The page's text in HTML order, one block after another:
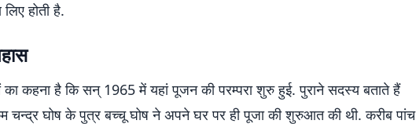
होती है.
का कहना है कि सन् 1965 में यहां पूजन की परम्परा शुरु हुई. पुराने सदस्य बताते हैं
चन्द्र घोष के पुत्र बच्चू घोष ने अपने घर पर ही पूजा की शुरुआत की थी. करीब पांच